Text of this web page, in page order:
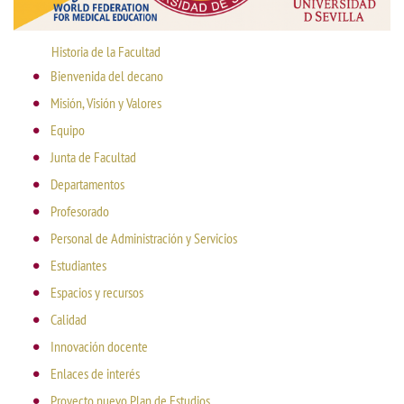
Historia de la Facultad
Bienvenida del decano
Misión, Visión y Valores
Equipo
Junta de Facultad
Departamentos
Profesorado
Personal de Administración y Servicios
Estudiantes
Espacios y recursos
Calidad
Innovación docente
Enlaces de interés